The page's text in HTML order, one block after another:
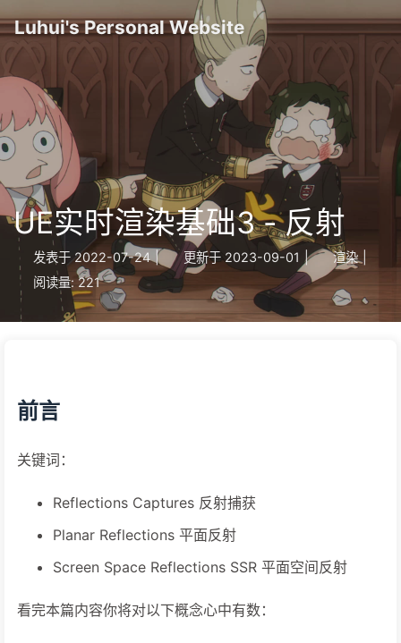
Luhui's Personal Website
UE实时渲染基础3 - 反射
发表于 2022-07-24 | 更新于 2023-09-01 | 渲染
阅读量: 221
前言
关键词：
Reflections Captures 反射捕获
Planar Reflections 平面反射
Screen Space Reflections SSR 平面空间反射
看完本篇内容你将对以下概念心中有数：